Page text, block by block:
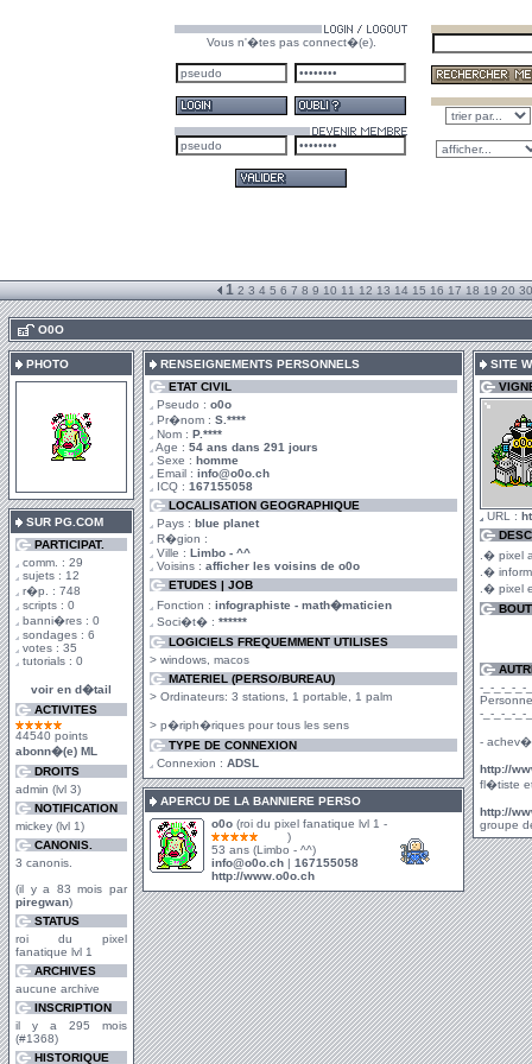
Vous n'�tes pas connect�(e).
1 2 3 4 5 6 7 8 9 10 11 12 13 14 15 16 17 18 19 20 30
O0O
PHOTO
SUR PG.COM
PARTICIPAT.
comm. : 29
sujets : 12
r�p. : 748
scripts : 0
banni�res : 0
sondages : 6
votes : 35
tutorials : 0
voir en d�tail
ACTIVITES
44540 points
abonn�(e) ML
DROITS
admin (lvl 3)
NOTIFICATION
mickey (lvl 1)
CANONIS.
3 canonis.
(il y a 83 mois par
piregwan)
STATUS
roi du pixel
fanatique lvl 1
ARCHIVES
aucune archive
INSCRIPTION
il y a 295 mois
(#1368)
HISTORIQUE
RENSEIGNEMENTS PERSONNELS
ETAT CIVIL
Pseudo : o0o
Pr�nom : S.****
Nom : P.****
Age : 54 ans dans 291 jours
Sexe : homme
Email : info@o0o.ch
ICQ : 167155058
LOCALISATION GEOGRAPHIQUE
Pays : blue planet
R�gion :
Ville : Limbo - ^^
Voisins : afficher les voisins de o0o
ETUDES | JOB
Fonction : infographiste - math�maticien
Soci�t� : ******
LOGICIELS FREQUEMMENT UTILISES
> windows, macos
MATERIEL (PERSO/BUREAU)
> Ordinateurs: 3 stations, 1 portable, 1 palm
> p�riph�riques pour tous les sens
TYPE DE CONNEXION
Connexion : ADSL
APERCU DE LA BANNIERE PERSO
o0o (roi du pixel fanatique lvl 1 -
)
53 ans (Limbo - ^^)
info@o0o.ch | 167155058
http://www.o0o.ch
SITE
URL :
.� pixel
.�
.� pixel
-_-_-_-_-
-_-_-_-_-
- achev�
http://
fl�tiste
http://
groupe